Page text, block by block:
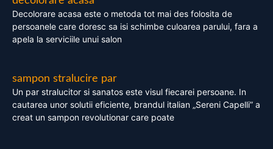
Decolorare acasa este o metoda tot mai des folosita de
persoanele care doresc sa isi schimbe culoarea parului, fara a
apela la serviciile unui salon
sampon stralucire par
Un par stralucitor si sanatos este visul fiecarei persoane. In
cautarea unor solutii eficiente, brandul italian „Sereni Capelli” a
creat un sampon revolutionar care poate